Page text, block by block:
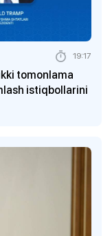
tomonlama
istiqbollarini
19:17